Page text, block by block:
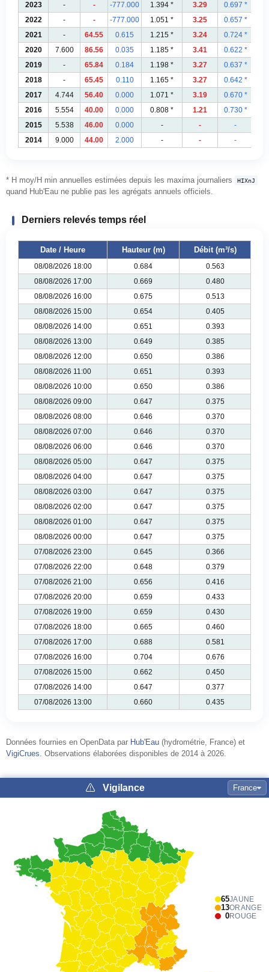
2023 - - -777.000 1.394 * 3.29
0.697 *
2022
- - -777.000 1.051 * 3.25
0.657 *
2021
- 64.55 0.615 1.215 * 3.24
0.724 *
2020
7.600 86.56 0.035 1.185 * 3.41
0.622 *
2019
- 65.84 0.184 1.198 * 3.27
0.637 *
2018
- 65.45 0.110 1.165 * 3.27
0.642 *
2017
4.744 56.40 0.000 1.071 * 3.19
0.670 *
2016
5.554 40.00 0.000 0.808 * 1.21
0.730 *
2015
5.538 46.00 0.000 - -
-
2014
9.000 44.00 2.000 - - -
* H moy/H min annuelles estimées depuis les maxima journaliers HIXnJ
quand Hub'Eau ne publie pas les agrégats annuels officiels.
Derniers relevés temps réel
Date / Heure Hauteur (m) Débit (m³/s)
08/08/2026 18:00 0.684
0.563
08/08/2026 17:00
0.669
0.480
08/08/2026 16:00
0.675
0.513
08/08/2026 15:00
0.654
0.405
08/08/2026 14:00
0.651
0.393
08/08/2026 13:00
0.649
0.385
08/08/2026 12:00
0.650
0.386
08/08/2026 11:00
0.651
0.393
08/08/2026 10:00
0.650
0.386
08/08/2026 09:00
0.647
0.375
08/08/2026 08:00
0.646
0.370
08/08/2026 07:00
0.646
0.370
08/08/2026 06:00
0.646
0.370
08/08/2026 05:00
0.647
0.375
08/08/2026 04:00
0.647
0.375
08/08/2026 03:00
0.647
0.375
08/08/2026 02:00
0.647
0.375
08/08/2026 01:00
0.647
0.375
08/08/2026 00:00
0.647
0.375
07/08/2026 23:00
0.645
0.366
07/08/2026 22:00
0.648
0.379
07/08/2026 21:00
0.656
0.416
07/08/2026 20:00
0.659
0.433
07/08/2026 19:00
0.659
0.430
07/08/2026 18:00
0.665
0.460
07/08/2026 17:00
0.688
0.581
07/08/2026 16:00
0.704
0.676
07/08/2026 15:00
0.662
0.450
07/08/2026 14:00
0.647
0.377
07/08/2026 13:00
0.660 0.435
Données fournies en OpenData par Hub'Eau (hydrométrie, France) et
VigiCrues. Observations élaborées disponibles de 2014 à 2026.
Vigilance France
65JAUNE
13ORANGE
0ROUGE